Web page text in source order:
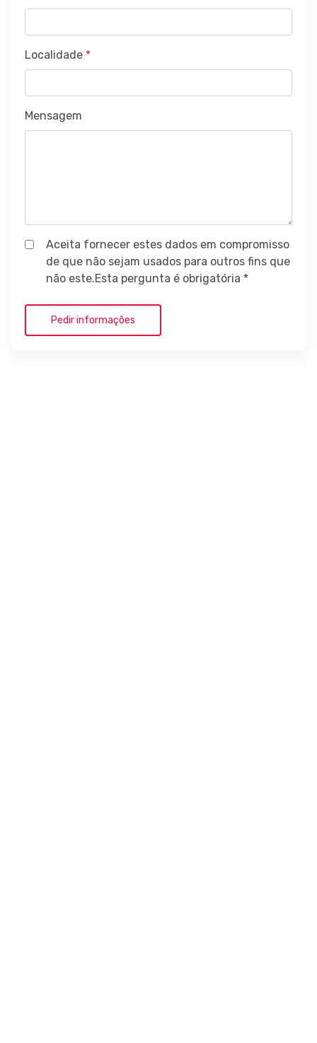
Localidade *
Mensagem
Aceita fornecer estes dados em compromisso
de que não sejam usados para outros fins que
não este.Esta pergunta é obrigatória *